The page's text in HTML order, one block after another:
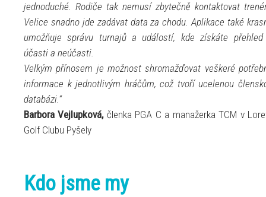
jednoduché. Rodiče tak nemusí zbytečně kontaktovat
Velice snadno jde zadávat data za chodu. Aplikace také
umožňuje správu turnajů a událostí, kde získáte
účasti a neúčasti.
Velkým přínosem je možnost shromažďovat veškeré
informace k jednotlivým hráčům, což tvoří ucelenou
databázi.“
Barbora Vejlupková, členka PGA C a manažerka TCM v
Golf Clubu Pyšely
Kdo jsme my